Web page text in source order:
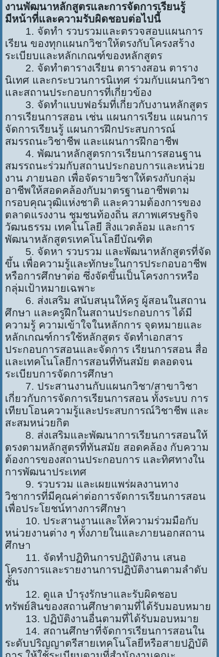
งานพัฒนาหลักสูตรและการจัดการเรียนรู้
มีหน้าที่และความรับผิดชอบต่อไปนี้
1. จัดทำ รวบรวมและตรวจสอบแผนการ
เรียน ของทุกแผนกวิชาให้ตรงกับโครงสร้าง
ระเบียบและหลักเกณฑ์ของหลักสูตร
2. จัดทำตารางเรียน ตารางสอน ตาราง
นิเทศ และกระบวนการนิเทศ ร่วมกับแผนกวิชา
และสถานประกอบการที่เกี่ยวข้อง
3. จัดทำแบบฟอร์มที่เกี่ยวกับงานหลักสูตร
การเรียนการสอน เช่น แผนการเรียน แผนการ
จัดการเรียนรู้ แผนการฝึกประสบการณ์
สมรรถนะวิชาชีพ และแผนการฝึกอาชีพ
4. พัฒนาหลักสูตรการเรียนการสอนฐาน
สมรรถนะร่วมกับสถานประกอบการและหน่วย
งาน ภายนอก เพื่อจัดรายวิชาให้ตรงกับกลุ่ม
อาชีพให้สอดคล้องกับมาตรฐานอาชีพตาม
กรอบคุณวุฒิแห่งชาติ และความต้องการของ
ตลาดแรงงาน ชุมชนท้องถิ่น สภาพเศรษฐกิจ
วัฒนธรรม เทคโนโลยี สิ่งแวดล้อม และการ
พัฒนาหลักสูตรเทคโนโลยีบัณฑิต
5. จัดหา รวบรวม และพัฒนาหลักสูตรที่จัด
ขึ้น เพื่อความรู้และทักษะในการประกอบอาชีพ
หรือการศึกษาต่อ ซึ่งจัดขึ้นเป็นโครงการหรือ
กลุ่มเป้าหมายเฉพาะ
6. ส่งเสริม สนับสนุนให้ครู ผู้สอนในสถาน
ศึกษา และครูฝึกในสถานประกอบการ ได้มี
ความรู้ ความเข้าใจในหลักการ จุดหมายและ
หลักเกณฑ์การใช้หลักสูตร จัดทำเอกสาร
ประกอบการสอนและจัดการ เรียนการสอน สื่อ
และเทคโนโลยีการสอนที่ทันสมัย ตลอดจน
ระเบียบการจัดการศึกษา
7. ประสานงานกับแผนกวิชา/สาขาวิชา
เกี่ยวกับการจัดการเรียนการสอน ทั้งระบบ การ
เทียบโอนความรู้และประสบการณ์วิชาชีพ และ
สะสมหน่วยกิต
8. ส่งเสริมและพัฒนาการเรียนการสอนให้
ตรงตามหลักสูตรที่ทันสมัย สอดคล้อง กับความ
ต้องการของสถานประกอบการ และทิศทางใน
การพัฒนาประเทศ
9. รวบรวม และเผยแพร่ผลงานทาง
วิชาการที่มีคุณค่าต่อการจัดการเรียนการสอน
เพื่อประโยชน์ทางการศึกษา
10. ประสานงานและให้ความร่วมมือกับ
หน่วยงานต่าง ๆ ทั้งภายในและภายนอกสถาน
ศึกษา
11. จัดทำปฏิทินการปฏิบัติงาน เสนอ
โครงการและรายงานการปฏิบัติงานตามลำดับ
ชั้น
12. ดูแล บำรุงรักษาและรับผิดชอบ
ทรัพย์สินของสถานศึกษาตามที่ได้รับมอบหมาย
13. ปฏิบัติงานอื่นตามที่ได้รับมอบหมาย
14. สถานศึกษาที่จัดการเรียนการสอนใน
ระดับปริญญาตรีสายเทคโนโลยีหรือสายปฏิบัติ